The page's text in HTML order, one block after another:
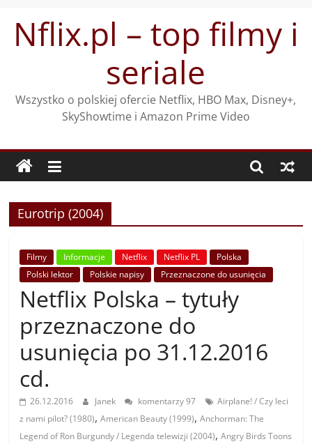
treściNflix.pl – top filmy i
seriale
Wszystko o polskiej ofercie Netflix, HBO Max, Disney+,
SkyShowtime i Amazon Prime Video
Eurotrip (2004)
Filmy Informacje Netflix Netflix PL
Polska
Polski lektor
Polskie napisy Przeznaczone do usunięcia
Netflix Polska – tytuły
przeznaczone do
usunięcia po 31.12.2016
cd.
26.12.2016 Janek komentarzy 97
Airplane! / Czy leci
z nami pilot? (1980),American Beauty (1999),Anchorman: The
Legend of Ron Burgundy / Legenda telewizji (2004),Angry Birds Toons